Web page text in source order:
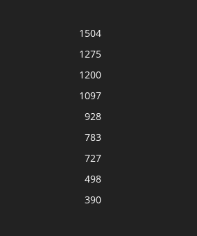
1504
1275
1200
1097
928
783
727
498
390